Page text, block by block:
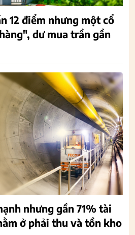
12 điểm nhưng một cổ
dư mua trần gần
nhưng gần 71% tài
ở phải thu và tồn kho